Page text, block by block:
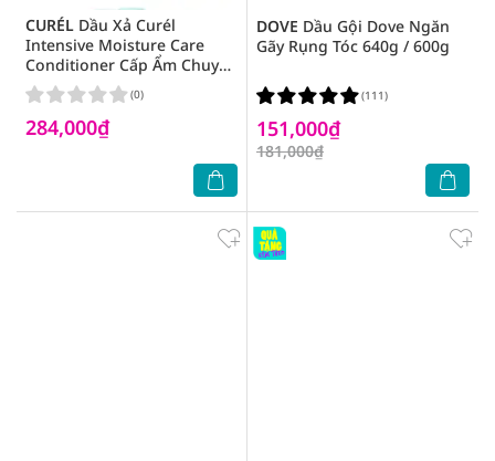
CURÉL Dầu Xả Curél
Intensive Moisture Care
Conditioner Cấp Ẩm Chuyên
Sâu Cho Da Đầu Khô Và
Nhạy Cảm 420ml
284,000₫
(0)
DOVE Dầu Gội Dove Ngăn
Gãy Rụng Tóc 640g / 600g
151,000₫
181,000₫
(111)